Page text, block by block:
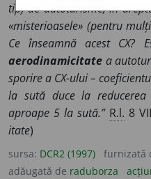
tip) de autoturisme, în
«misterioasele» (pentru
Ce înseamnă acest CX?
aerodinamicitate a
sporire a CX-ului –
la sută duce la
aproape 5 la sută.” R.l. 8
itate)
sursa: DCR2 (1997) furnizată
adăugată de raduborza